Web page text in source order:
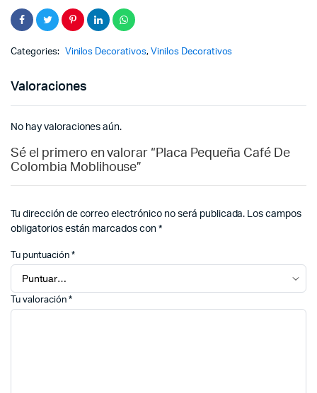
Categories: Vinilos Decorativos,Vinilos Decorativos
Valoraciones
No hay valoraciones aún.
Sé el primero en valorar “Placa Pequeña Café De
Colombia Moblihouse”
Tu dirección de correo electrónico no será publicada. Los campos
obligatorios están marcados con*
Tu puntuación *
Tu valoración *